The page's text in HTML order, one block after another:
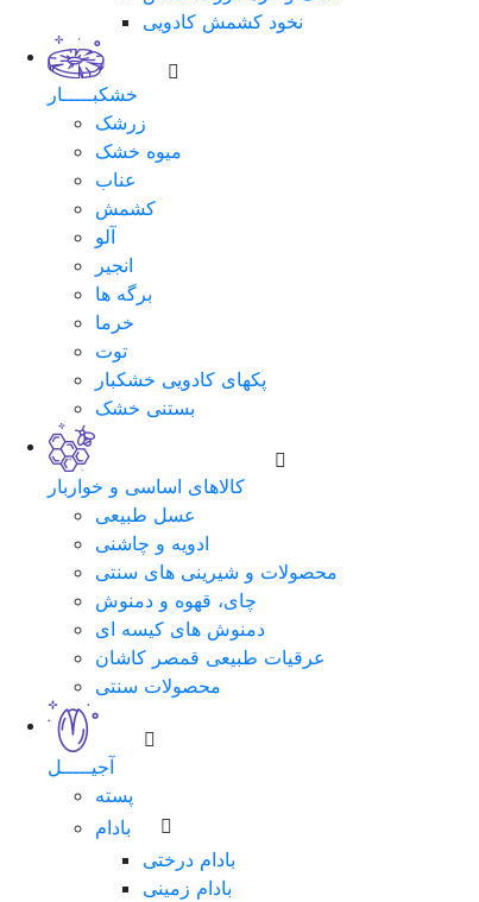
نخود کشمش کادویی
خشکبـــــار
زرشک
میوه خشک
عناب
کشمش
آلو
انجیر
برگه ها
خرما
توت
پکهای کادویی خشکبار
بستنی خشک
کالاهای اساسی و خواربار
عسل طبیعی
ادویه و چاشنی
محصولات و شیرینی های سنتی
چای، قهوه و دمنوش
دمنوش های کیسه ای
عرقیات طبیعی قمصر کاشان
محصولات سنتی
آجیـــــل
پسته
بادام
بادام درختی
بادام زمینی